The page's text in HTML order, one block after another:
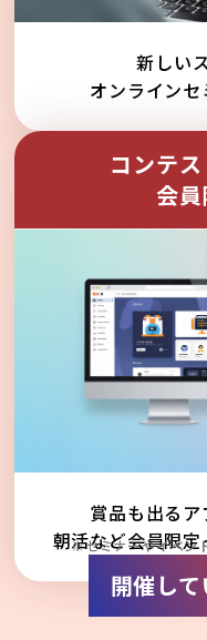
新しい
オンライン
コンテ
会
賞品も出る
朝活など会員限
※セミナーやイベン
開催し